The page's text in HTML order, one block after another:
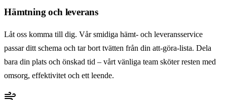
Hämtning och leverans
Låt oss komma till dig. Vår smidiga hämt- och leveransservice
passar ditt schema och tar bort tvätten från din att-göra-lista. Dela
bara din plats och önskad tid – vårt vänliga team sköter resten med
omsorg, effektivitet och ett leende.